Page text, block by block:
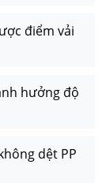
điểm vải
hưởng độ
dệt PP